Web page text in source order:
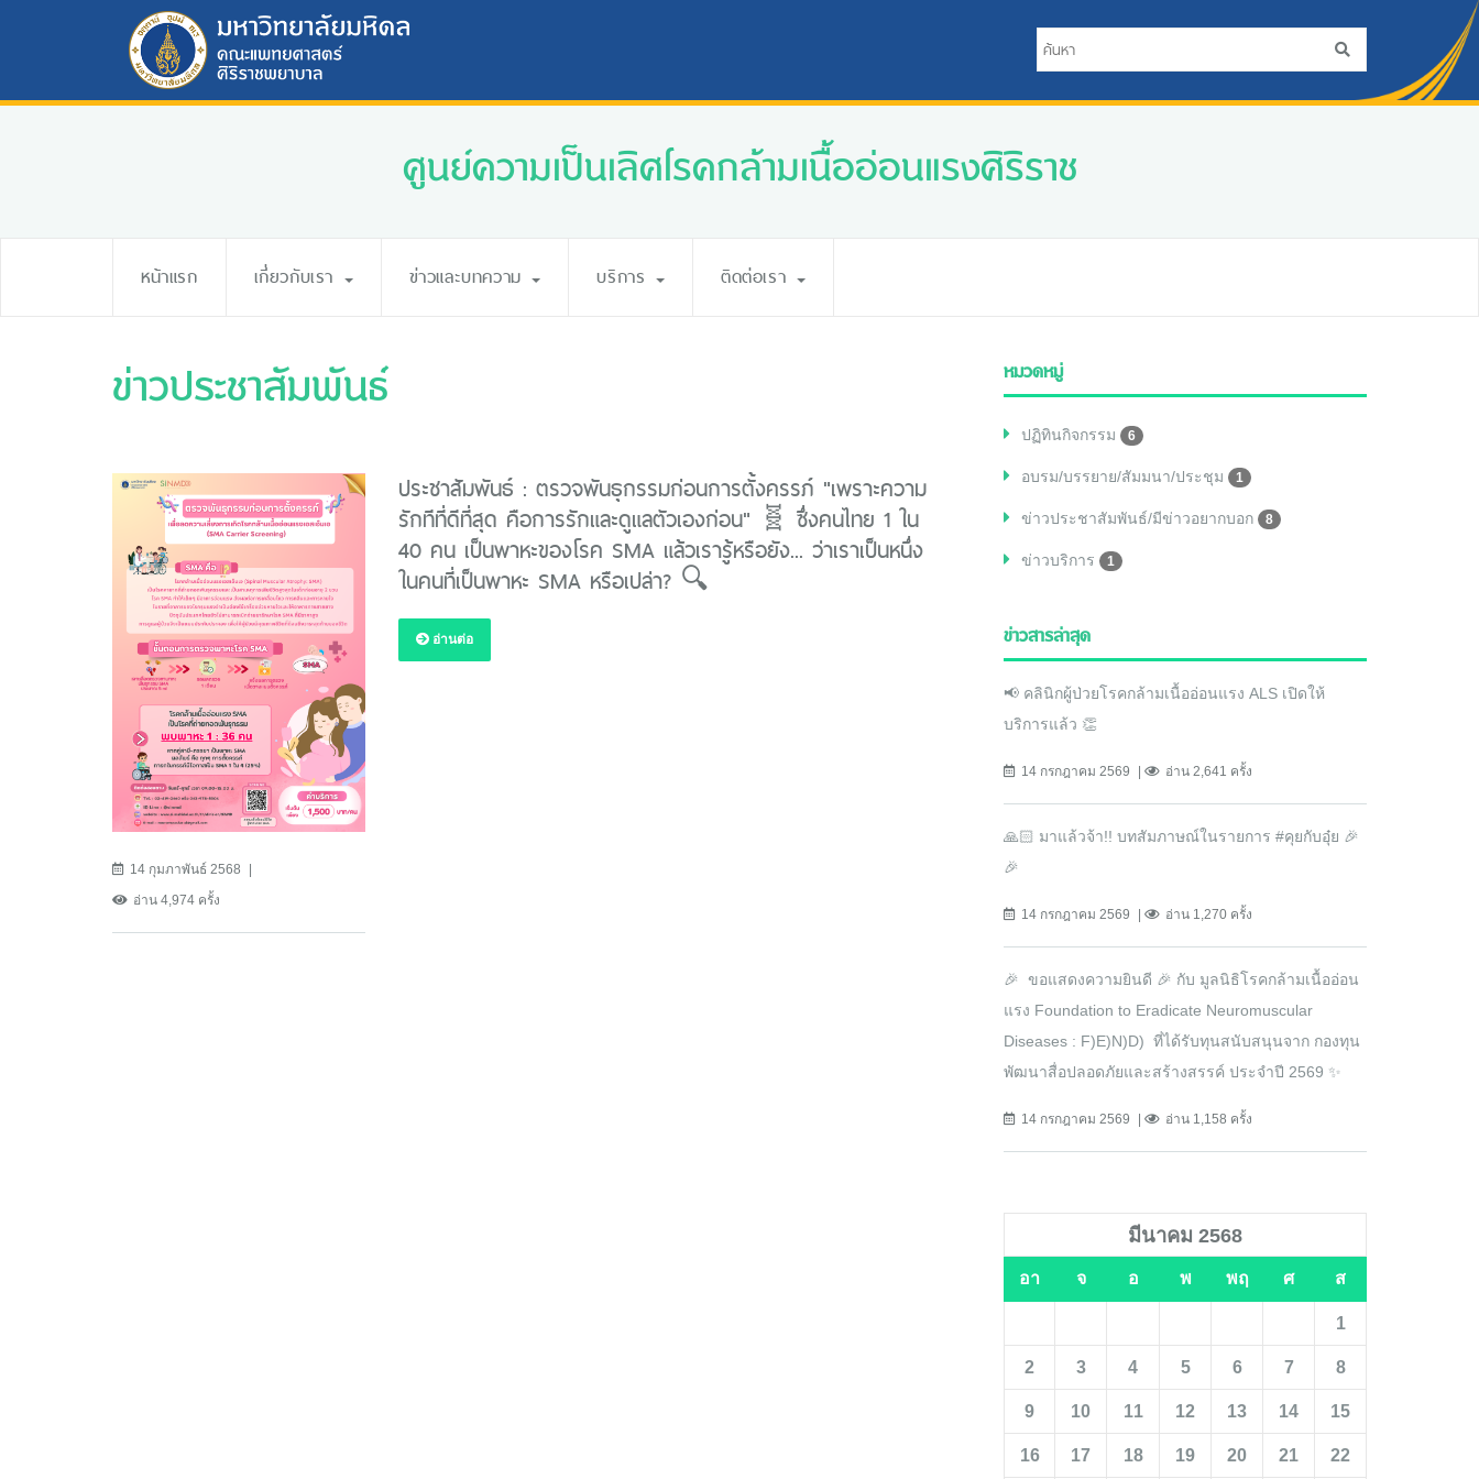
ศูนย์ความเป็นเลิศโรคกล้ามเนื้ออ่อนแรงศิริราช
หน้าแรก เกี่ยวกับเรา ข่าวและบทความ บริการ ติดต่อเรา
ข่าวประชาสัมพันธ์
14 กุมภาพันธ์ 2568
อ่าน 4,974 ครั้ง
ประชาสัมพันธ์ : ตรวจพันธุกรรมก่อนการตั้งครรภ์ "เพราะความ
รักทีที่ดีที่สุด คือการรักและดูแลตัวเองก่อน" 🧬 ซึ่งคนไทย 1 ใน
40 คน เป็นพาหะของโรค SMA แล้วเรารู้หรือยัง... ว่าเราเป็นหนึ่ง
ในคนที่เป็นพาหะ SMA หรือเปล่า? 🔍
อ่านต่อ
หมวดหมู่
ปฏิทินกิจกรรม 6
อบรม/บรรยาย/สัมมนา/ประชุม 1
ข่าวประชาสัมพันธ์/มีข่าวอยากบอก 8
ข่าวบริการ 1
ข่าวสารล่าสุด
📢 คลินิกผู้ป่วยโรคกล้ามเนื้ออ่อนแรง ALS เปิดให้
บริการแล้ว 👏
14 กรกฎาคม 2569 อ่าน 2,641 ครั้ง
🙏🏻 มาแล้วจ้า!! บทสัมภาษณ์ในรายการ #คุยกับอุ๋ย 🎉
🎉
14 กรกฎาคม 2569 อ่าน 1,270 ครั้ง
🎉 ขอแสดงความยินดี 🎉 กับ มูลนิธิโรคกล้ามเนื้ออ่อน
แรง Foundation to Eradicate Neuromuscular
Diseases : F)E)N)D) ที่ได้รับทุนสนับสนุนจาก กองทุน
พัฒนาสื่อปลอดภัยและสร้างสรรค์ ประจำปี 2569 ✨
14 กรกฎาคม 2569 อ่าน 1,158 ครั้ง
มีนาคม 2568
อา จ อ พ พฤ ศ ส
1
2 3 4 5 6 7 8
9 10 11 12 13 14 15
16 17 18 19 20 21 22